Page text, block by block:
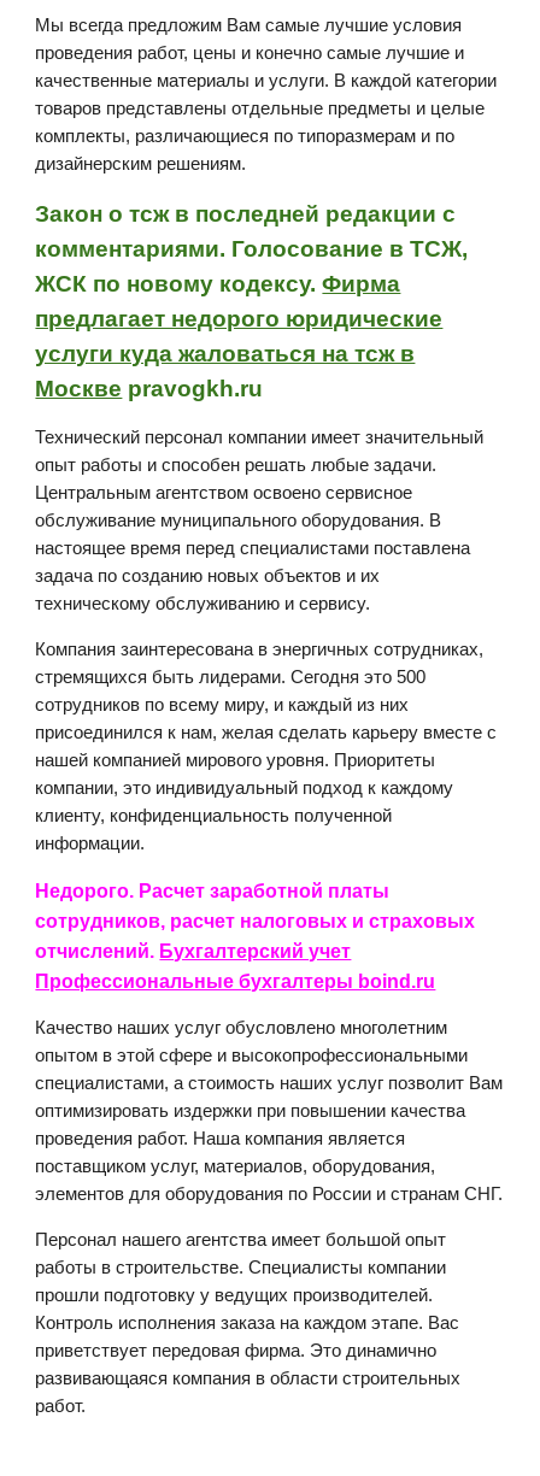
Мы всегда предложим Вам самые лучшие условия
проведения работ, цены и конечно самые лучшие и
качественные материалы и услуги. В каждой категории
товаров представлены отдельные предметы и целые
комплекты, различающиеся по типоразмерам и по
дизайнерским решениям.
Закон о тсж в последней редакции с
комментариями. Голосование в ТСЖ,
ЖСК по новому кодексу.Фирма
предлагает недорого юридические
услуги куда жаловаться на тсж в
Москве pravogkh.ru
Технический персонал компании имеет значительный
опыт работы и способен решать любые задачи.
Центральным агентством освоено сервисное
обслуживание муниципального оборудования. В
настоящее время перед специалистами поставлена
задача по созданию новых объектов и их
техническому обслуживанию и сервису.
Компания заинтересована в энергичных сотрудниках,
стремящихся быть лидерами. Сегодня это 500
сотрудников по всему миру, и каждый из них
присоединился к нам, желая сделать карьеру вместе с
нашей компанией мирового уровня. Приоритеты
компании, это индивидуальный подход к каждому
клиенту, конфиденциальность полученной
информации.
Недорого. Расчет заработной платы
сотрудников, расчет налоговых и страховых
отчислений. Бухгалтерский учет
Профессиональные бухгалтеры boind.ru
Качество наших услуг обусловлено многолетним
опытом в этой сфере и высокопрофессиональными
специалистами, а стоимость наших услуг позволит Вам
оптимизировать издержки при повышении качества
проведения работ. Наша компания является
поставщиком услуг, материалов, оборудования,
элементов для оборудования по России и странам СНГ.
Персонал нашего агентства имеет большой опыт
работы в строительстве. Специалисты компании
прошли подготовку у ведущих производителей.
Контроль исполнения заказа на каждом этапе. Вас
приветствует передовая фирма. Это динамично
развивающаяся компания в области строительных
работ.